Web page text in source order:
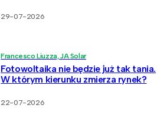
29-07-2026
Francesco Liuzza, JA Solar
Fotowoltaika nie będzie już tak tania.
W którym kierunku zmierza rynek?
22-07-2026